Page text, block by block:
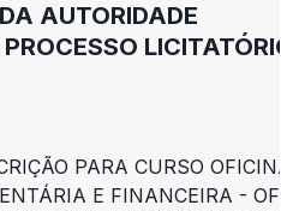
AUTORIDADE
PARA CURSO
E FINANCEIRA -